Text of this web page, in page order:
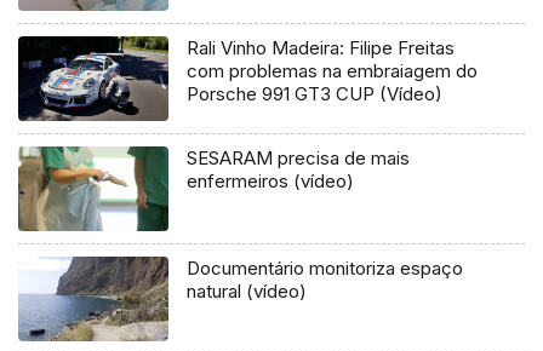
Rali Vinho Madeira: Filipe Freitas
com problemas na embraiagem do
Porsche 991 GT3 CUP (Vídeo)
SESARAM precisa de mais
enfermeiros (vídeo)
Documentário monitoriza espaço
natural (vídeo)